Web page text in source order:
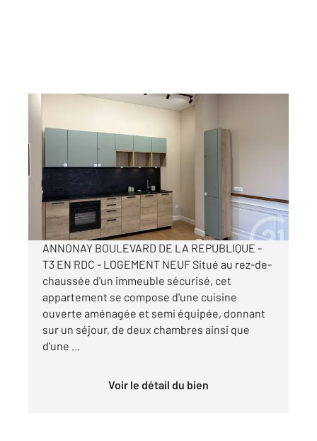
62,44 m
Ref : 5182
Appartement T3 à louer
790 €
par mois charges comprises
ANNONAY BOULEVARD DE LA REPUBLIQUE -
T3 EN RDC - LOGEMENT NEUF Situé au rez-de-
chaussée d'un immeuble sécurisé, cet
appartement se compose d'une cuisine
ouverte aménagée et semi équipée, donnant
sur un séjour, de deux chambres ainsi que
d'une ...
Voir le détail du bien